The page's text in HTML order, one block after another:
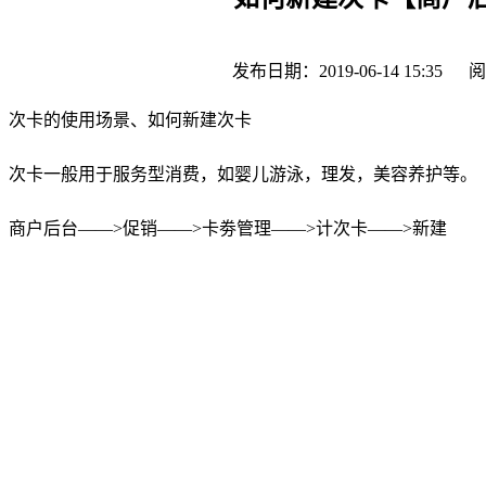
发布日期：2019-06-14 15:35
次卡的使用场景、如何新建次卡
次卡一般用于服务型消费，如婴儿游泳，理发，美容养护等。
商户后台——>促销——>卡劵管理——>计次卡——>新建